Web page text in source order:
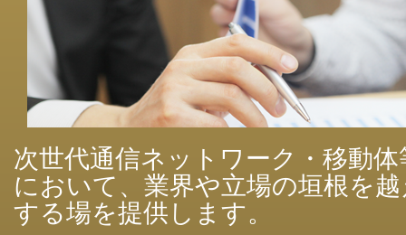
次世代通信ネットワーク・移動
において、業界や立場の垣根を
する場を提供します。